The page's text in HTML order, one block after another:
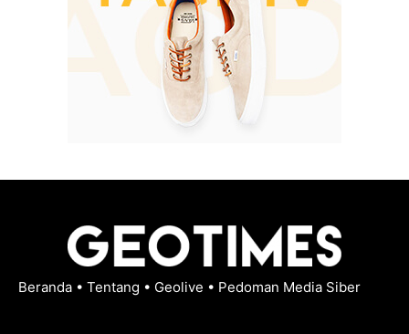
Beranda • Tentang • Geolive • Pedoman Media Siber